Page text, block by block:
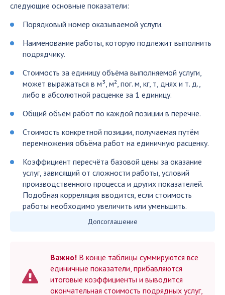
следующие основные показатели:
Порядковый номер оказываемой услуги.
Наименование работы, которую подлежит выполнить
подрядчику.
Стоимость за единицу объёма выполняемой услуги,
может выражаться в м³, м², пог. м, кг, т, днях и т. д.,
либо в абсолютной расценке за 1 единицу.
Общий объём работ по каждой позиции в перечне.
Стоимость конкретной позиции, получаемая путём
перемножения объёма работ на единичную расценку.
Коэффициент пересчёта базовой цены за оказание
услуг, зависящий от сложности работы, условий
производственного процесса и других показателей.
Подобная корреляция вводится, если стоимость
работы необходимо увеличить или уменьшить.
Допсоглашение
Важно! В конце таблицы суммируются все
единичные показатели, прибавляются
итоговые коэффициенты и выводится
окончательная стоимость подрядных услуг,